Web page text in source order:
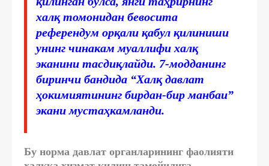
халқ томонидан бевосита
референдум орқали қабул қилиниши
унинг чинакам муаллифи халқ
эканини тасдиқлайди. 7-модданинг
биринчи бандида “Халқ давлат
ҳокимиятининг бирдан-бир манбаи”
экани мустаҳкамланди.
Бу норма давлат органларининг фаолияти